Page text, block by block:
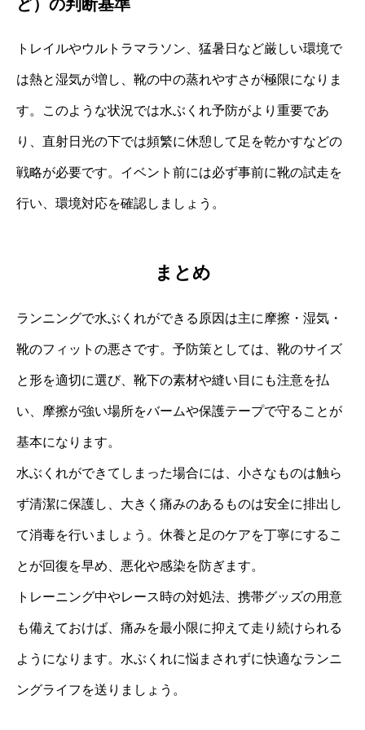
ど）の判断基準
トレイルやウルトラマラソン、猛暑日など厳しい環境で
は熱と湿気が増し、靴の中の蒸れやすさが極限になりま
す。このような状況では水ぶくれ予防がより重要であ
り、直射日光の下では頻繁に休憩して足を乾かすなどの
戦略が必要です。イベント前には必ず事前に靴の試走を
行い、環境対応を確認しましょう。
まとめ
ランニングで水ぶくれができる原因は主に摩擦・湿気・
靴のフィットの悪さです。予防策としては、靴のサイズ
と形を適切に選び、靴下の素材や縫い目にも注意を払
い、摩擦が強い場所をバームや保護テープで守ることが
基本になります。
水ぶくれができてしまった場合には、小さなものは触ら
ず清潔に保護し、大きく痛みのあるものは安全に排出し
て消毒を行いましょう。休養と足のケアを丁寧にするこ
とが回復を早め、悪化や感染を防ぎます。
トレーニング中やレース時の対処法、携帯グッズの用意
も備えておけば、痛みを最小限に抑えて走り続けられる
ようになります。水ぶくれに悩まされずに快適なランニ
ングライフを送りましょう。